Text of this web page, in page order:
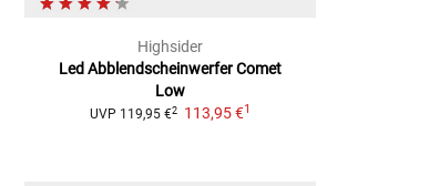
Highsider
Led AbblendscheinwerferComet
Low
UVP 119,95 €2 113,95 €1